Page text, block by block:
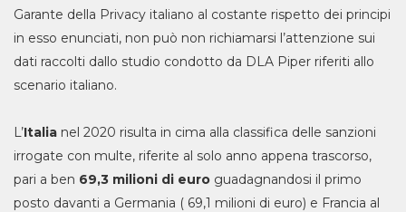
Garante della Privacy italiano al costante rispetto dei principi
in esso enunciati, non può non richiamarsi l’attenzione sui
dati raccolti dallo studio condotto da DLA Piper riferiti allo
scenario italiano.
L’Italia nel 2020 risulta in cima alla classifica delle sanzioni
irrogate con multe, riferite al solo anno appena trascorso,
pari a ben 69,3 milioni di euro guadagnandosi il primo
posto davanti a Germania ( 69,1 milioni di euro) e Francia al